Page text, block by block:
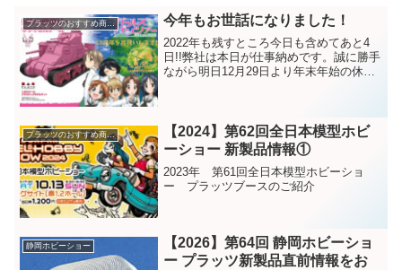
プラッツのおすすめ商品紹介 今年もお世話になりました！
2022年も残すところ今日も含めてあと4
日!!弊社は本日が仕事納めです。誠に勝手
ながら明日12月29日より年末年始の休業
プラッツのおすすめ商品紹介
【2024】第62回全日本模型ホビ
ーショー 新製品情報①
2023年 第61回全日本模型ホビーショ
ー プラッツブースのご紹介
静岡ホビーショー
【2026】第64回 静岡ホビーショ
ー プラッツ新製品直前情報をお